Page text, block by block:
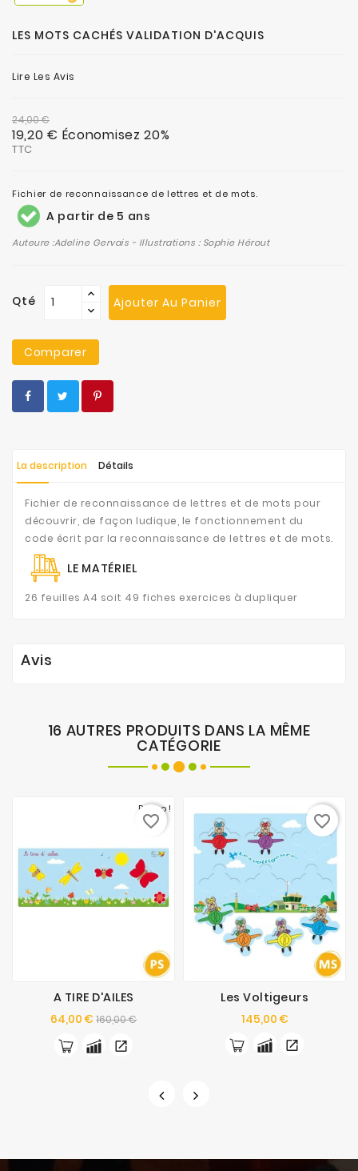
LES MOTS CACHÉS VALIDATION D'ACQUIS
Lire Les Avis
24,00 €
19,20 € Économisez 20%
TTC
Fichier de reconnaissance de lettres et de mots.
A partir de 5 ans
Auteure :Adeline Gervais - Illustrations : Sophie Hérout
Qté Ajouter Au Panier
Comparer
La description Détails
Fichier de reconnaissance de lettres et de mots pour
découvrir, de façon ludique, le fonctionnement du
code écrit par la reconnaissance de lettres et de mots.
LE MATÉRIEL
26 feuilles A4 soit 49 fiches exercices à dupliquer
Avis
16 AUTRES PRODUITS DANS LA MÊME
CATÉGORIE
Promo !
A TIRE D'AILES
64,00 €Prix
base
160,00 €Prix
favorite_border
Les Voltigeurs
145,00 €Prix
favorite_border